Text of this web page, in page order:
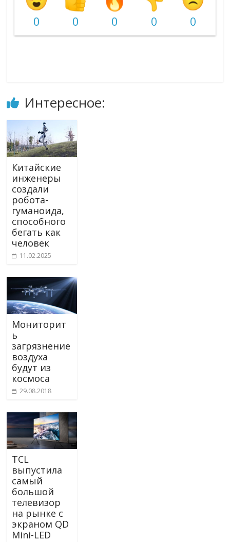
0 0 0 0 0
Интересное:
Китайские
инженеры
создали
робота-
гуманоида,
способного
бегать как
человек
11.02.2025
Мониторит
ь
загрязнение
воздуха
будут из
космоса
29.08.2018
TCL
выпустила
самый
большой
телевизор
на рынке с
экраном QD
Mini-LED